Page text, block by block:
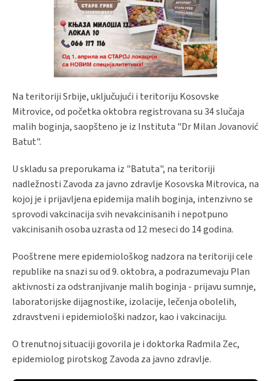
Na teritoriji Srbije, uključujući i teritoriju Kosovske
Mitrovice, od početka oktobra registrovana su 34 slučaja
malih boginja, saopšteno je iz Instituta "Dr Milan Jovanović
Batut".
U skladu sa preporukama iz "Batuta", na teritoriji
nadležnosti Zavoda za javno zdravlje Kosovska Mitrovica, na
kojoj je i prijavljena epidemija malih boginja, intenzivno se
sprovodi vakcinacija svih nevakcinisanih i nepotpuno
vakcinisanih osoba uzrasta od 12 meseci do 14 godina.
Pooštrene mere epidemiološkog nadzora na teritoriji cele
republike na snazi su od 9. oktobra, a podrazumevaju Plan
aktivnosti za odstranjivanje malih boginja - prijavu sumnje,
laboratorijske dijagnostike, izolacije, lečenja obolelih,
zdravstveni i epidemiološki nadzor, kao i vakcinaciju.
O trenutnoj situaciji govorila je i doktorka Radmila Zec,
epidemiolog pirotskog Zavoda za javno zdravlje.